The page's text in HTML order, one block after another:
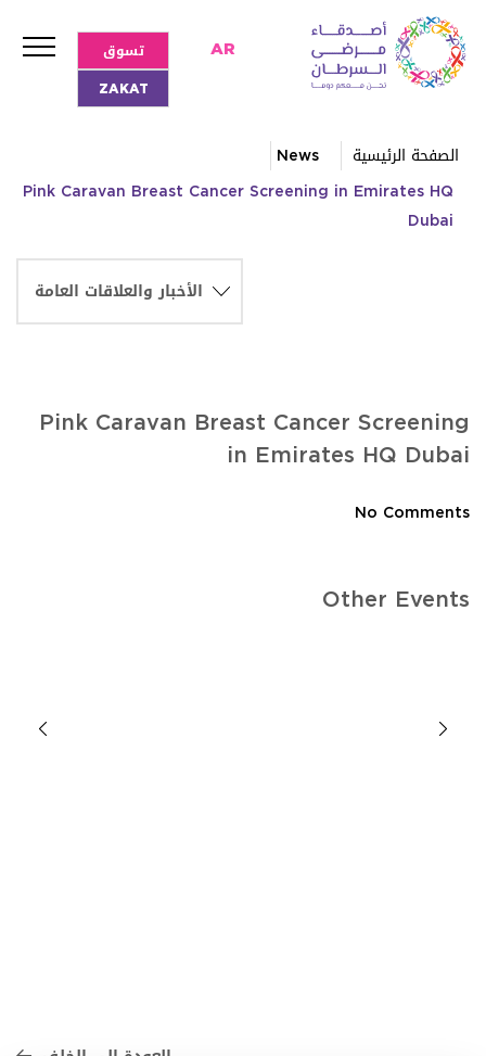
AR
تسوق
ZAKAT
الصفحة الرئيسية
News
Pink Caravan Breast Cancer Screening in Emirates HQ
Dubai
Pink Caravan Breast Cancer Screening
in Emirates HQ Dubai
No Comments
Other Events